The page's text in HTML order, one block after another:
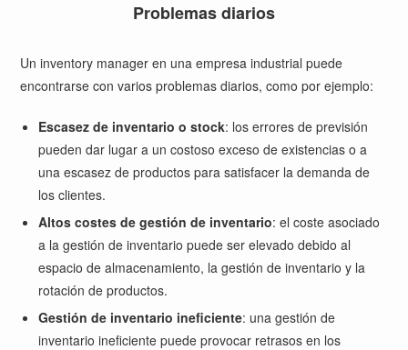
Problemas diarios
Un inventory manager en una empresa industrial puede
encontrarse con varios problemas diarios, como por ejemplo:
Escasez de inventario o stock: los errores de previsión
pueden dar lugar a un costoso exceso de existencias o a
una escasez de productos para satisfacer la demanda de
los clientes.
Altos costes de gestión de inventario: el coste asociado
a la gestión de inventario puede ser elevado debido al
espacio de almacenamiento, la gestión de inventario y la
rotación de productos.
Gestión de inventario ineficiente: una gestión de
inventario ineficiente puede provocar retrasos en los